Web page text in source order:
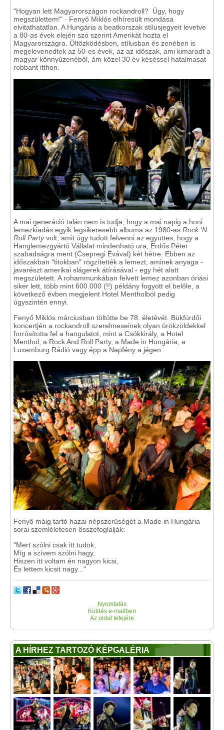
"Hogyan lett Magyarországon rockandroll? Úgy, hogy
megszülettem!" - Fenyő Miklós elhíresült mondása
elvitathatatlan. A Hungária a beatkorszak stílusjegyeit levetve
a 80-as évek elején szó szerint Amerikát hozta el
Magyarországra. Öltözködésben, stílusban és zenében is
megelevenedtek az 50-es évek, az az időszak, ami kimaradt a
magyar könnyűzenéből, ám közel 30 év késéssel hatalmasat
robbant itthon.
A mai generáció talán nem is tudja, hogy a mai napig a honi
lemezkiadás egyik legsikeresebb albuma az 1980-as Rock 'N
Roll Partyvolt, amit úgy tudott felvenni az együttes, hogy a
Hanglemezgyártó Vállalat mindenható ura, Erdős Péter
szabadságra ment (Csepregi Évával) két hétre. Ebben az
időszakban "titokban" rögzítették a lemezt, aminek anyaga -
javarészt amerikai slágerek átírásával - egy hét alatt
megszületett. A rohammunkában felvett lemez azonban óriási
siker lett, több mint 600.000 (!!) példány fogyott el belőle, a
következő évben megjelent Hotel Mentholból pedig
úgyszintén ennyi.
Fenyő Miklós márciusban töltötte be 78. életévét. Bükfürdői
koncertjén a rockandroll szerelmeseinek olyan örökzöldekkel
forrósította fel a hangulatot, mint a Csókkirály, a Hotel
Menthol, a Rock And Roll Party, a Made in Hungária, a
Luxemburg Rádió vagy épp a Napfény a jégen.
Fenyő máig tartó hazai népszerűségét a Made in Hungária
sorai szemléletesen összefoglalják:
"Mert szólni csak itt tudok,
Míg a szívem szólni hagy,
Hiszen itt voltam én nagyon kicsi,
És lettem kicsit nagy..."
Nyomtatás
Küldés e-mailben
Az oldal tetejére
A HÍRHEZ TARTOZÓ KÉPGALÉRIA